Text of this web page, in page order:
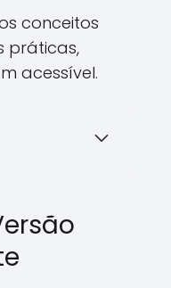
conceitos
práticas,
acessível.